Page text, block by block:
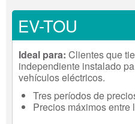
EV-TOU
Ideal para: Clientes que
independiente instalado
vehículos eléctricos.
Tres períodos de
Precios máximos entre